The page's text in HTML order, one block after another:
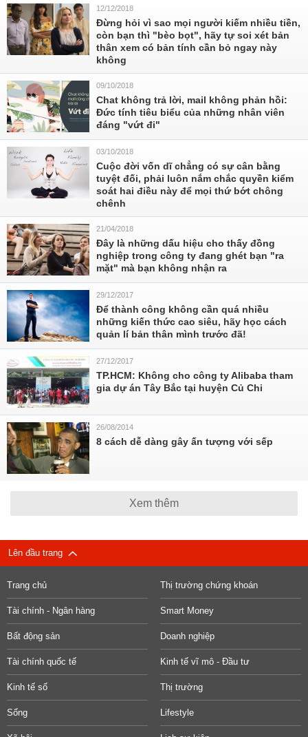
12/12/2018
Đừng hỏi vì sao mọi người kiếm nhiều tiền,
còn bạn thì "bèo bọt", hãy tự soi xét bản
thân xem có bản tính cần bỏ ngay này
không
09/10/2018
Chat không trả lời, mail không phản hồi:
Đức tính tiêu biểu của những nhân viên
đáng "vứt đi"
03/10/2018
Cuộc đời vốn dĩ chẳng có sự cân bằng
tuyệt đối, phải luôn nắm chắc quyền kiểm
soát hai điều này để mọi thứ bớt chông
chênh
21/04/2018
Đây là những dấu hiệu cho thấy đồng
nghiệp trong công ty đang ghét bạn "ra
mặt" mà bạn không nhận ra
29/12/2017
Để thành công không cần quá nhiều
những kiến thức cao siêu, hãy học cách
quản lí bản thân mình trước đã!
27/12/2017
TP.HCM: Không cho công ty Alibaba tham
gia dự án Tây Bắc tại huyện Củ Chi
26/08/2014
8 cách dễ dàng gây ấn tượng với sếp
Xem thêm
Lên đầu trang
Trang chủ Thị trường chứng khoán
Tài chính - Ngân hàng Smart Money
Bất động sản Doanh nghiệp
Tài chính quốc tế Kinh tế vĩ mô - Đầu tư
Kinh tế số Thị trường
Sống Lifestyle